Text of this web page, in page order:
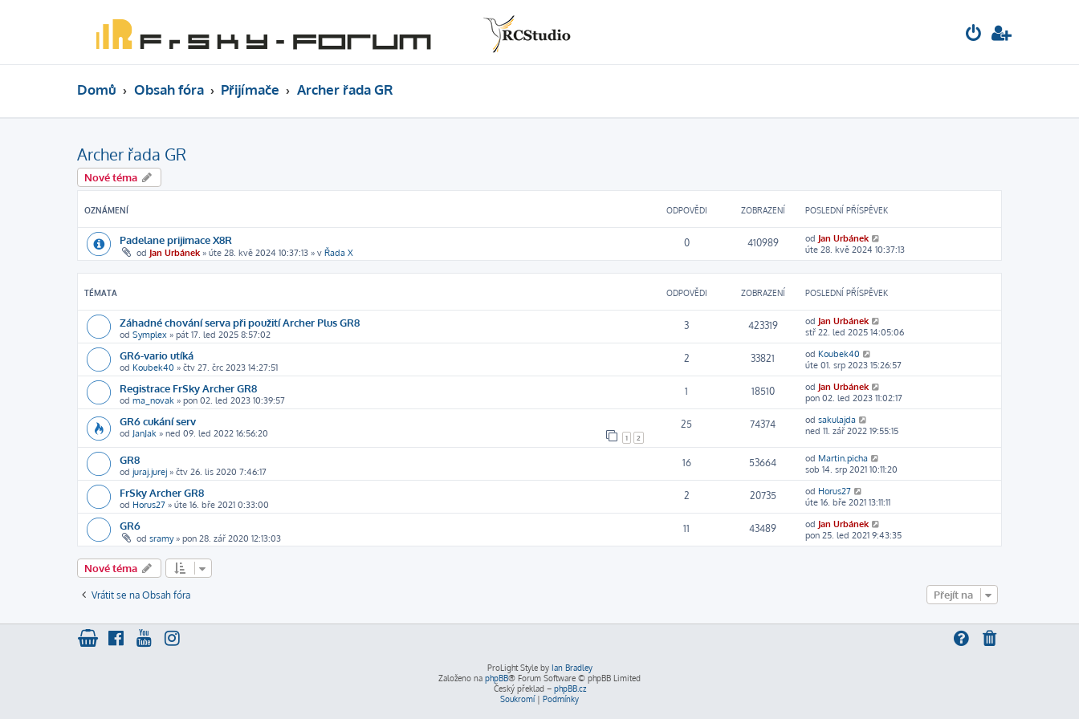
Domů Obsah fóra Přijímače Archer řada GR
Archer řada GR
Nové téma
OZNÁMENÍ ODPOVĚDI ZOBRAZENÍ POSLEDNÍ PŘÍSPĚVEK
Padelane prijimace X8R
od Jan Urbánek » úte 28. kvě 2024 10:37:13 » v Řada X
0 410989 od Jan Urbánek
úte 28. kvě 2024 10:37:13
TÉMATA ODPOVĚDI ZOBRAZENÍ POSLEDNÍ PŘÍSPĚVEK
Záhadné chování serva při použití Archer Plus GR8
od Symplex » pát 17. led 2025 8:57:02
3 423319 od Jan Urbánek
stř 22. led 2025 14:05:06
GR6-vario utíká
od Koubek40 » čtv 27. črc 2023 14:27:51
2 33821 od Koubek40
úte 01. srp 2023 15:26:57
Registrace FrSky Archer GR8
od ma_novak » pon 02. led 2023 10:39:57
1 18510 od Jan Urbánek
pon 02. led 2023 11:02:17
GR6 cukání serv
od JanJak » ned 09. led 2022 16:56:20 1 2
25 74374 od sakulajda
ned 11. zář 2022 19:55:15
GR8
od juraj.jurej » čtv 26. lis 2020 7:46:17
16 53664 od Martin.picha
sob 14. srp 2021 10:11:20
FrSky Archer GR8
od Horus27 » úte 16. bře 2021 0:33:00
2 20735 od Horus27
úte 16. bře 2021 13:11:11
GR6
od sramy» pon 28. zář 2020 12:13:03
11 43489 od Jan Urbánek
pon 25. led 2021 9:43:35
Nové téma
Vrátit se na Obsah fóra Přejít na
ProLight Style by Ian Bradley
Založeno na phpBB® Forum Software © phpBB Limited
Český překlad – phpBB.cz
Soukromí| Podmínky